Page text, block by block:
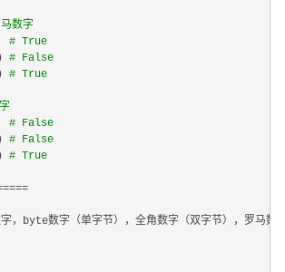
数字
# True
# False
# True
# False
# False
# True